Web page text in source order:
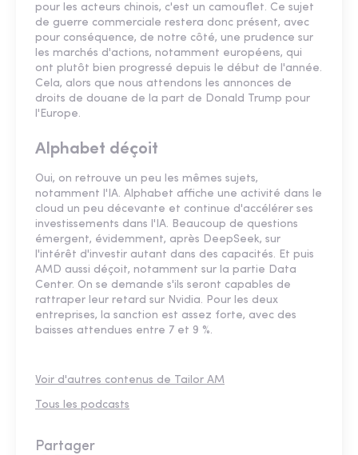
pour les acteurs chinois, c'est un camouflet. Ce sujet
de guerre commerciale restera donc présent, avec
pour conséquence, de notre côté, une prudence sur
les marchés d'actions, notamment européens, qui
ont plutôt bien progressé depuis le début de l'année.
Cela, alors que nous attendons les annonces de
droits de douane de la part de Donald Trump pour
l'Europe.
Alphabet déçoit
Oui, on retrouve un peu les mêmes sujets,
notamment l'IA. Alphabet affiche une activité dans le
cloud un peu décevante et continue d'accélérer ses
investissements dans l'IA. Beaucoup de questions
émergent, évidemment, après DeepSeek, sur
l'intérêt d'investir autant dans des capacités. Et puis
AMD aussi déçoit, notamment sur la partie Data
Center. On se demande s'ils seront capables de
rattraper leur retard sur Nvidia. Pour les deux
entreprises, la sanction est assez forte, avec des
baisses attendues entre 7 et 9 %.
Voir d'autres contenus de Tailor AM
Tous les podcasts
Partager